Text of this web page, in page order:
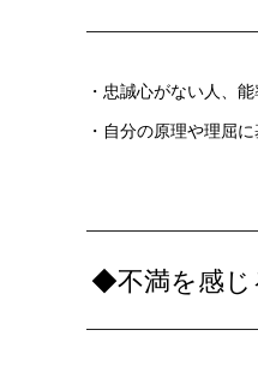
・忠誠心がない人、
・自分の原理や理屈
◆不満を感じ